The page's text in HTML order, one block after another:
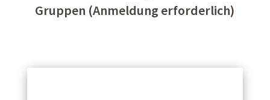
Gruppen (Anmeldung erforderlich)